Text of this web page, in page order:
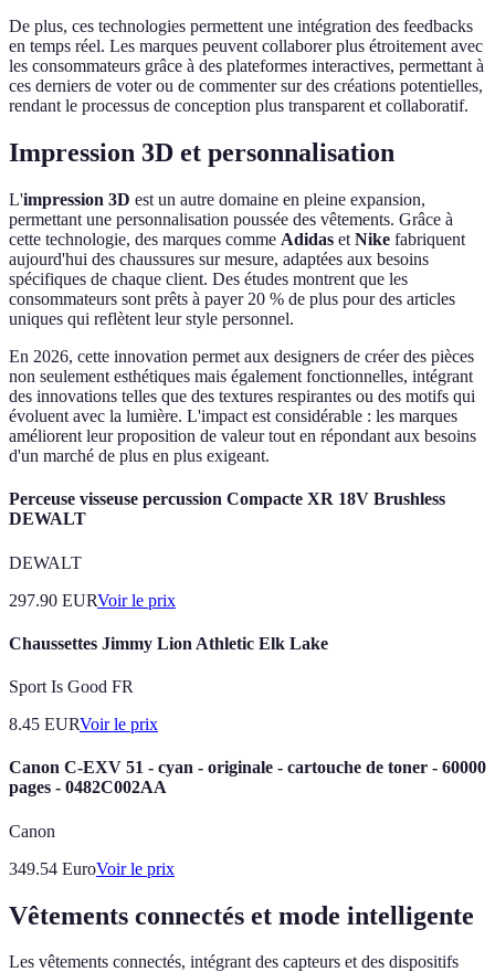
De plus, ces technologies permettent une intégration des feedbacks
en temps réel. Les marques peuvent collaborer plus étroitement avec
les consommateurs grâce à des plateformes interactives, permettant à
ces derniers de voter ou de commenter sur des créations potentielles,
rendant le processus de conception plus transparent et collaboratif.
Impression 3D et personnalisation
L'impression 3D est un autre domaine en pleine expansion,
permettant une personnalisation poussée des vêtements. Grâce à
cette technologie, des marques comme Adidas et Nike fabriquent
aujourd'hui des chaussures sur mesure, adaptées aux besoins
spécifiques de chaque client. Des études montrent que les
consommateurs sont prêts à payer 20 % de plus pour des articles
uniques qui reflètent leur style personnel.
En 2026, cette innovation permet aux designers de créer des pièces
non seulement esthétiques mais également fonctionnelles, intégrant
des innovations telles que des textures respirantes ou des motifs qui
évoluent avec la lumière. L'impact est considérable : les marques
améliorent leur proposition de valeur tout en répondant aux besoins
d'un marché de plus en plus exigeant.
Perceuse visseuse percussion Compacte XR 18V Brushless
DEWALT
DEWALT
297.90 EURVoir le prix
Chaussettes Jimmy Lion Athletic Elk Lake
Sport Is Good FR
8.45 EURVoir le prix
Canon C-EXV 51 - cyan - originale - cartouche de toner - 60000
pages - 0482C002AA
Canon
349.54 EuroVoir le prix
Vêtements connectés et mode intelligente
Les vêtements connectés, intégrant des capteurs et des dispositifs